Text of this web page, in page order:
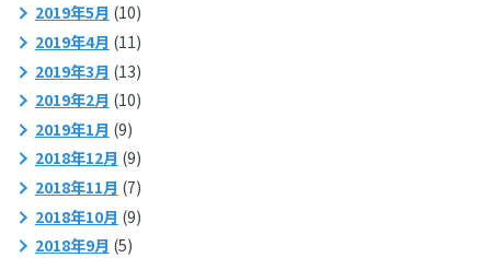
2019年5月 (10)
2019年4月 (11)
2019年3月 (13)
2019年2月 (10)
2019年1月 (9)
2018年12月 (9)
2018年11月 (7)
2018年10月 (9)
2018年9月 (5)